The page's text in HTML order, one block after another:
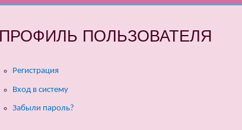
ПРОФИЛЬ ПОЛЬЗОВАТЕЛЯ
Регистрация
Вход в систему
Забыли пароль?